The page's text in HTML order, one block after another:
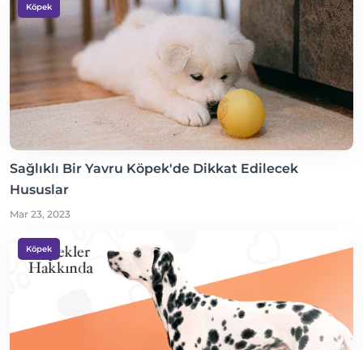
Köpek
Sağlıklı Bir Yavru Köpek'de Dikkat Edilecek
Hususlar
Mar 23, 2023
Köpek